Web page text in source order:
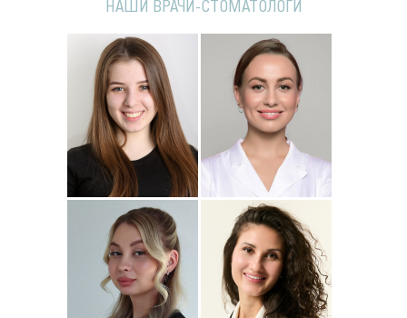
НАШИ ВРАЧИ-СТОМАТОЛОГИ
Подробнее
Джумаева
Амина
Стоматолог-ортопед
Подробнее
о Наталья
Стоматолог-терапевт